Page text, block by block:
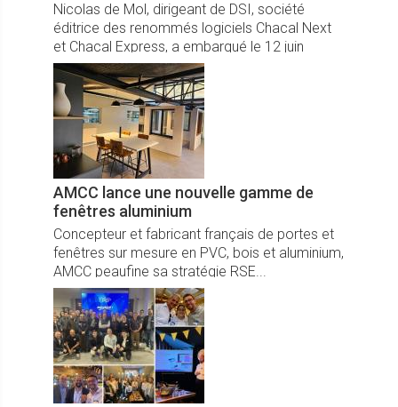
Nicolas de Mol, dirigeant de DSI, société
éditrice des renommés logiciels Chacal Next
et Chacal Express, a embarqué le 12 juin
dernier 160 clients sur Seine pour le lancement
de Chacal Vision, un tournant majeur.
AMCC lance une nouvelle gamme de
fenêtres aluminium
Concepteur et fabricant français de portes et
fenêtres sur mesure en PVC, bois et aluminium,
AMCC peaufine sa stratégie RSE...